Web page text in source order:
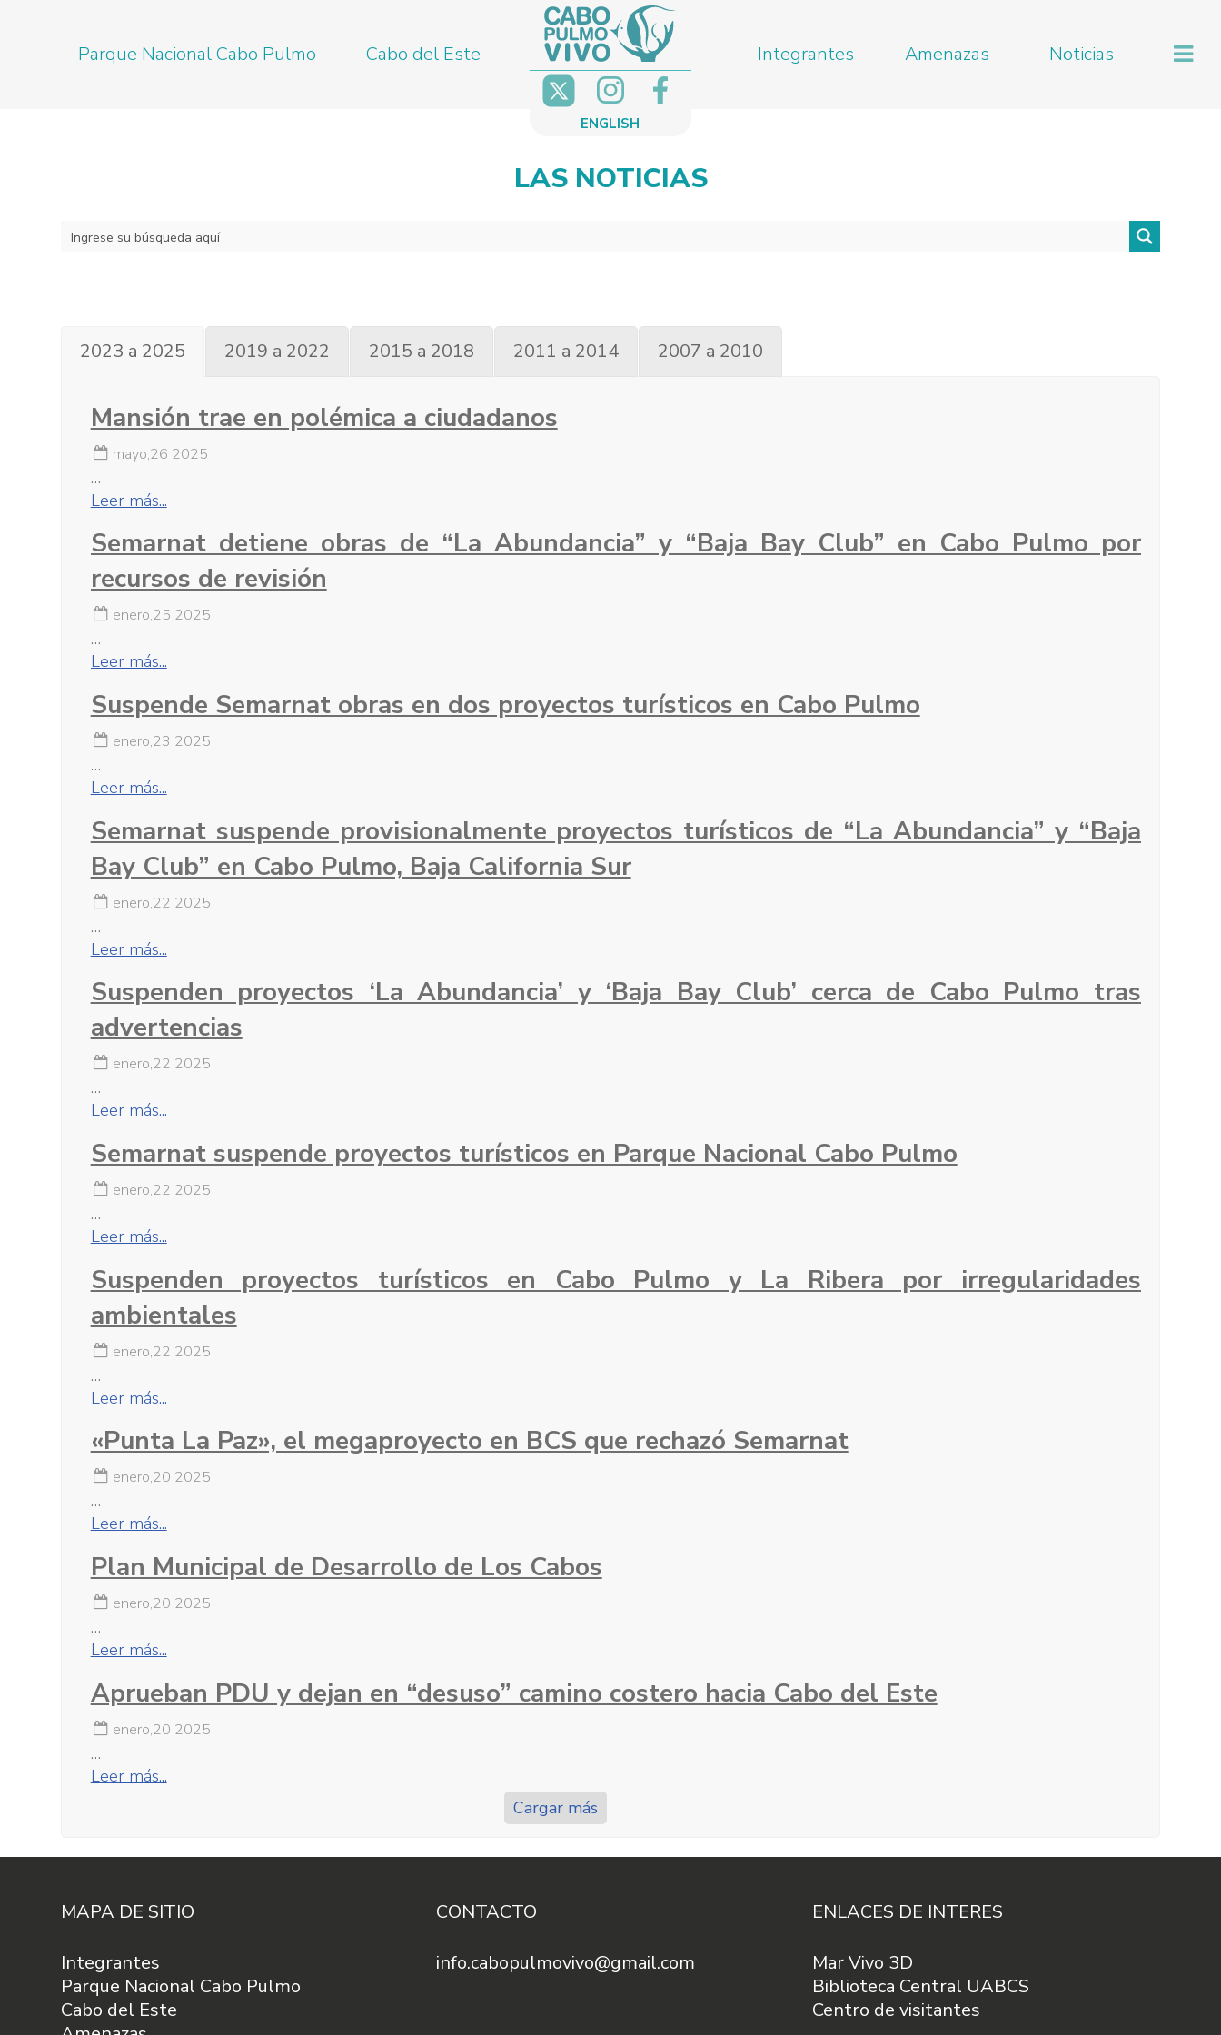
Amenazas
Cabo del Este
Parque Nacional Cabo Pulmo Noticias
Integrantes
ENGLISH
LAS NOTICIAS
2023 a 2025 2019 a 2022 2015 a 2018 2011 a 2014 2007 a 2010
Mansión trae en polémica a ciudadanos
mayo,26 2025
…
Leer más...
Semarnat detiene obras de “La Abundancia” y “Baja Bay Club” en Cabo Pulmo por
recursos de revisión
enero,25 2025
…
Leer más...
Suspende Semarnat obras en dos proyectos turísticos en Cabo Pulmo
enero,23 2025
…
Leer más...
Semarnat suspende provisionalmente proyectos turísticos de “La Abundancia” y “Baja
Bay Club” en Cabo Pulmo, Baja California Sur
enero,22 2025
…
Leer más...
Suspenden proyectos ‘La Abundancia’ y ‘Baja Bay Club’ cerca de Cabo Pulmo tras
advertencias
enero,22 2025
…
Leer más...
Semarnat suspende proyectos turísticos en Parque Nacional Cabo Pulmo
enero,22 2025
…
Leer más...
Suspenden proyectos turísticos en Cabo Pulmo y La Ribera por irregularidades
ambientales
enero,22 2025
…
Leer más...
«Punta La Paz», el megaproyecto en BCS que rechazó Semarnat
enero,20 2025
…
Leer más...
Plan Municipal de Desarrollo de Los Cabos
enero,20 2025
…
Leer más...
Aprueban PDU y dejan en “desuso” camino costero hacia Cabo del Este
enero,20 2025
…
Leer más...
Cargar más
MAPA DE SITIO
Integrantes
Parque Nacional Cabo Pulmo
Cabo del Este
CONTACTO
info.cabopulmovivo@gmail.com
ENLACES DE INTERES
Mar Vivo 3D
Biblioteca Central UABCS
Centro de visitantes